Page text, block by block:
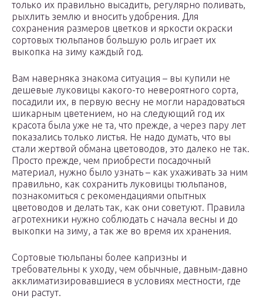
только их правильно высадить, регулярно поливать,
рыхлить землю и вносить удобрения. Для
сохранения размеров цветков и яркости окраски
сортовых тюльпанов большую роль играет их
выкопка на зиму каждый год.
Вам наверняка знакома ситуация – вы купили не
дешевые луковицы какого-то невероятного сорта,
посадили их, в первую весну не могли нарадоваться
шикарным цветением, но на следующий год их
красота была уже не та, что прежде, а через пару лет
показались только листья. Не надо думать, что вы
стали жертвой обмана цветоводов, это далеко не так.
Просто прежде, чем приобрести посадочный
материал, нужно было узнать – как ухаживать за ним
правильно, как сохранить луковицы тюльпанов,
познакомиться с рекомендациями опытных
цветоводов и делать так, как они советуют. Правила
агротехники нужно соблюдать с начала весны и до
выкопки на зиму, а так же во время их хранения.
Сортовые тюльпаны более капризны и
требовательны к уходу, чем обычные, давным-давно
акклиматизировавшиеся в условиях местности, где
они растут.